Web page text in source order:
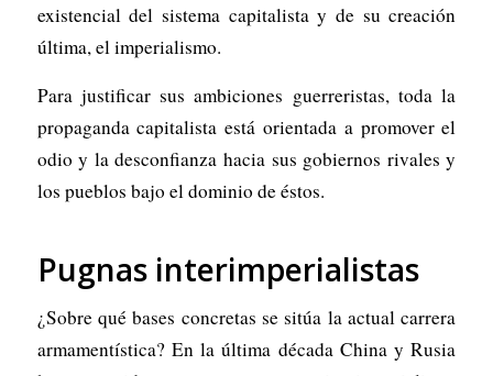
existencial del sistema capitalista y de su creación
última, el imperialismo.
Para justificar sus ambiciones guerreristas, toda la
propaganda capitalista está orientada a promover el
odio y la desconfianza hacia sus gobiernos rivales y
los pueblos bajo el dominio de éstos.
Pugnas interimperialistas
¿Sobre qué bases concretas se sitúa la actual carrera
armamentística? En la última década China y Rusia